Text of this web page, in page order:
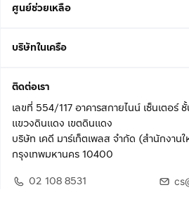
ศูนย์ช่วยเหลือ
บริษัทในเครือ
ติดต่อเรา
เลขที่ 554/117 อาคารสกายไนน์ เซ็นเตอ
แขวงดินแดง เขตดินแดง
บริษัท เคดี มาร์เก็ตเพลส จำกัด (สำนักงาน
กรุงเทพมหานคร 10400
02 108 8531